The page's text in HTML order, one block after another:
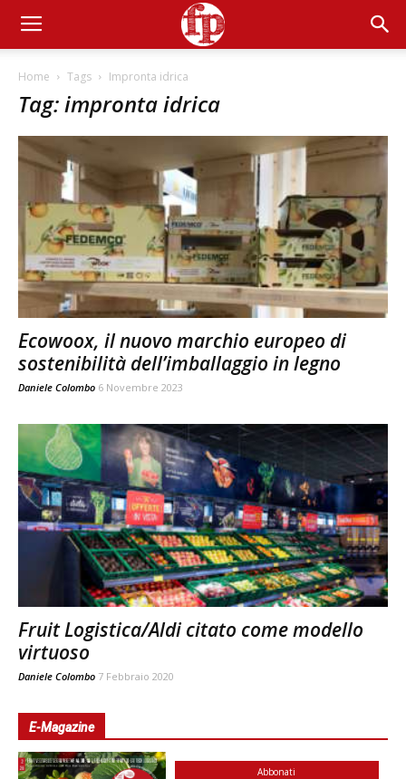
Home Tags Impronta idrica
Tag: impronta idrica
Ecowoox, il nuovo marchio europeo di
sostenibilità dell’imballaggio in legno
Daniele Colombo 6 Novembre 2023
Fruit Logistica/Aldi citato come modello
virtuoso
Daniele Colombo 7 Febbraio 2020
E-Magazine
Abbonati